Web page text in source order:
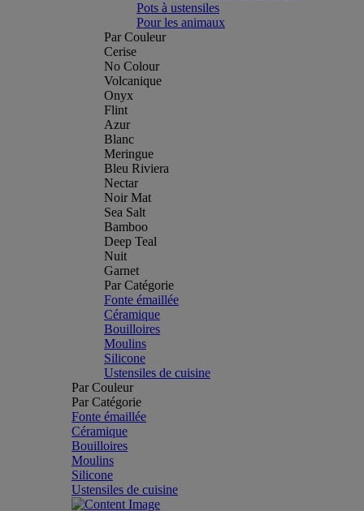
Pots à ustensiles
Pour les animaux
Par Couleur
Cerise
No Colour
Volcanique
Onyx
Flint
Azur
Blanc
Meringue
Bleu Riviera
Nectar
Noir Mat
Sea Salt
Bamboo
Deep Teal
Nuit
Garnet
Par Catégorie
Fonte émaillée
Céramique
Bouilloires
Moulins
Silicone
Ustensiles de cuisine
Par Couleur
Par Catégorie
Fonte émaillée
Céramique
Bouilloires
Moulins
Silicone
Ustensiles de cuisine